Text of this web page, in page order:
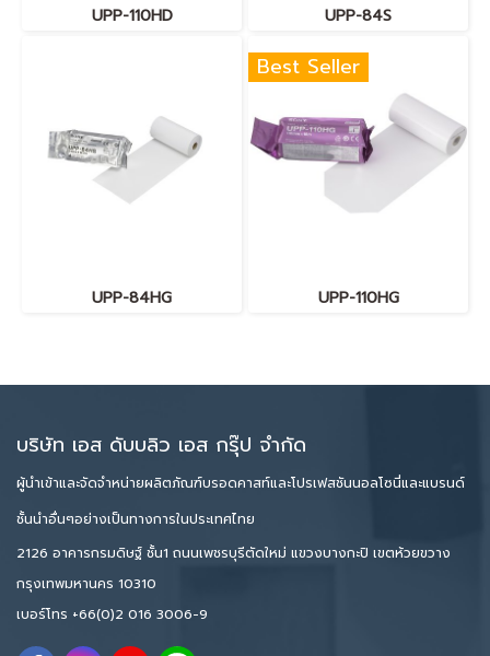
UPP-110HD UPP-84S
UPP-84HG
Best Seller
UPP-110HG
บริษัท เอส ดับบลิว เอส กรุ๊ป จำกัด
ผู้นำเข้าและจัดจำหน่ายผลิตภัณฑ์บรอดคาสท์และโปรเฟสชันนอลโซนี่และแบรนด์
ชั้นนำอื่นๆอย่างเป็นทางการในประเทศไทย
2126 อาคารกรมดิษฐ์ ชั้น1 ถนนเพชรบุรีตัดใหม่ แขวงบางกะปิ เขตห้วยขวาง
กรุงเทพมหานคร 10310
เบอร์โทร +66(0)2 016 3006-9